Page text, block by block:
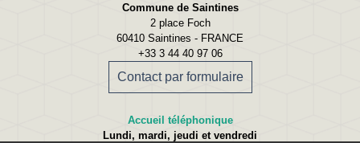
Commune de Saintines
2 place Foch
60410 Saintines - FRANCE
+33 3 44 40 97 06
Contact par formulaire
Accueil téléphonique
Lundi, mardi, jeudi et vendredi